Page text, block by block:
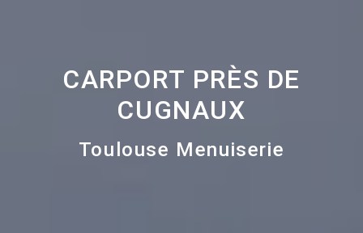
CARPORT PRÈS DE
CUGNAUX
Toulouse Menuiserie